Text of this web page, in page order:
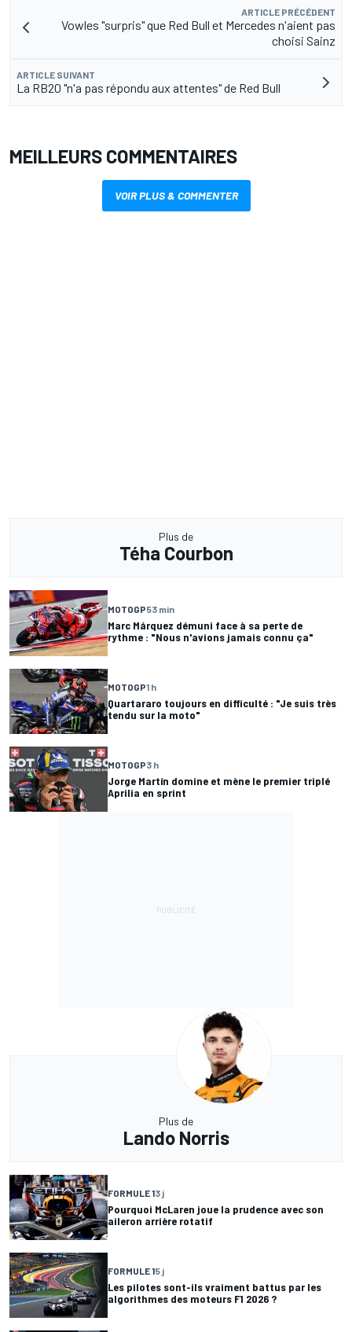
ARTICLE PRÉCÉDENT
Vowles "surpris" que Red Bull et Mercedes n'aient pas
choisi Sainz
ARTICLE SUIVANT
La RB20 "n'a pas répondu aux attentes" de Red Bull
MEILLEURS COMMENTAIRES
VOIR PLUS & COMMENTER
Plus de
Téha Courbon
MOTOGP53 min
Marc Márquez démuni face à sa perte de
rythme : "Nous n'avions jamais connu ça"
MOTOGP1 h
Quartararo toujours en difficulté : "Je suis très
tendu sur la moto"
MOTOGP3 h
Jorge Martín domine et mène le premier triplé
Aprilia en sprint
Plus de
Lando Norris
FORMULE 13 j
Pourquoi McLaren joue la prudence avec son
aileron arrière rotatif
FORMULE 15 j
Les pilotes sont-ils vraiment battus par les
algorithmes des moteurs F1 2026 ?